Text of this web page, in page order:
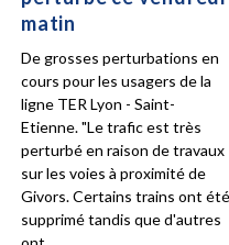
matin
De grosses perturbations en
cours pour les usagers de la
ligne TER Lyon - Saint-
Etienne. "Le trafic est très
perturbé en raison de travaux
sur les voies à proximité de
Givors. Certains trains ont été
supprimé tandis que d'autres